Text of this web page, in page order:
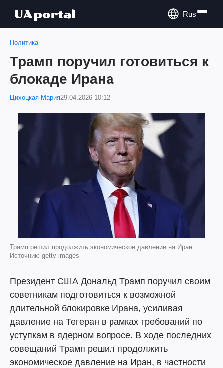
Rus
Политика
Трамп поручил готовиться к
блокаде Ирана
Цихоцкая Мария29.04.2026 10:12
Трамп решил продолжить экономическое давление на Иран.
Источник: getty images
Президент США Дональд Трамп поручил своим
советникам подготовиться к возможной
длительной блокировке Ирана, усиливая
давление на Тегеран в рамках требований по
уступкам в ядерном вопросе. В ходе последних
совещаний Трамп решил продолжить
экономическое давление на Иран, в частности